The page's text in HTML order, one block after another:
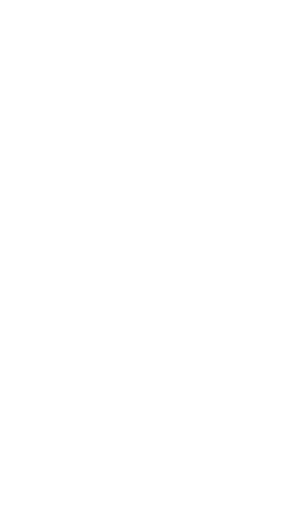
十几年间，一直表现良
可能的四肢——的治疗方法，而一步步踏